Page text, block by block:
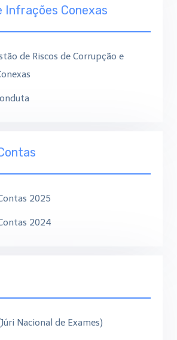
Infrações Conexas
de Riscos de Corrupção e
2025
2024
Nacional de Exames)